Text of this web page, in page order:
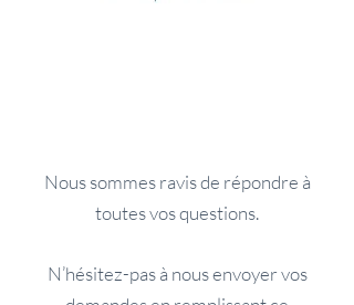
Nous sommes ravis de répondre à
toutes vos questions.
N’hésitez-pas à nous envoyer vos